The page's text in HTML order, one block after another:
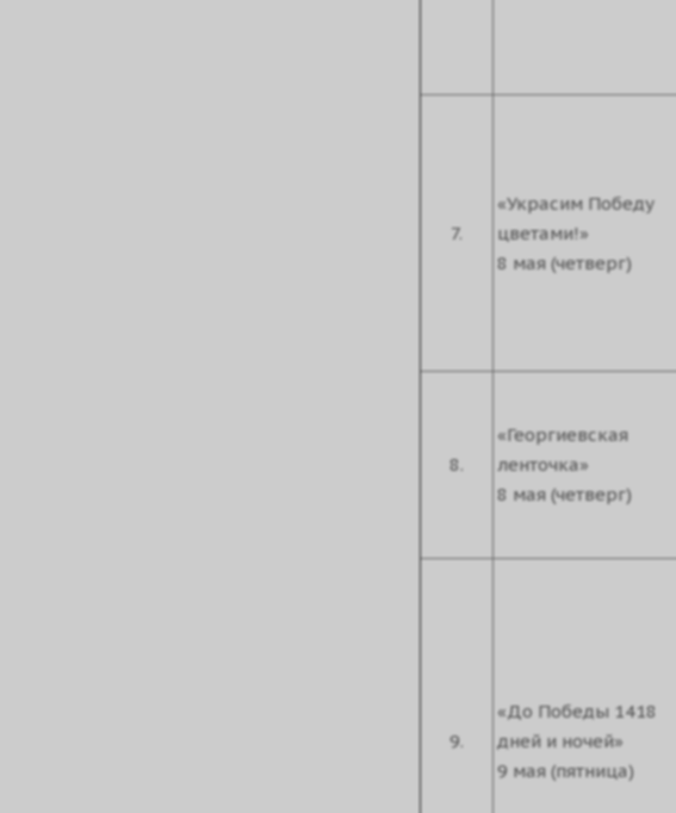
7.
«Украсим Победу
цветами!»
8 мая (четверг)
8.
«Георгиевская
ленточка»
8 мая (четверг)
9.
«До Победы 1418
дней и ночей»
9 мая (пятница)